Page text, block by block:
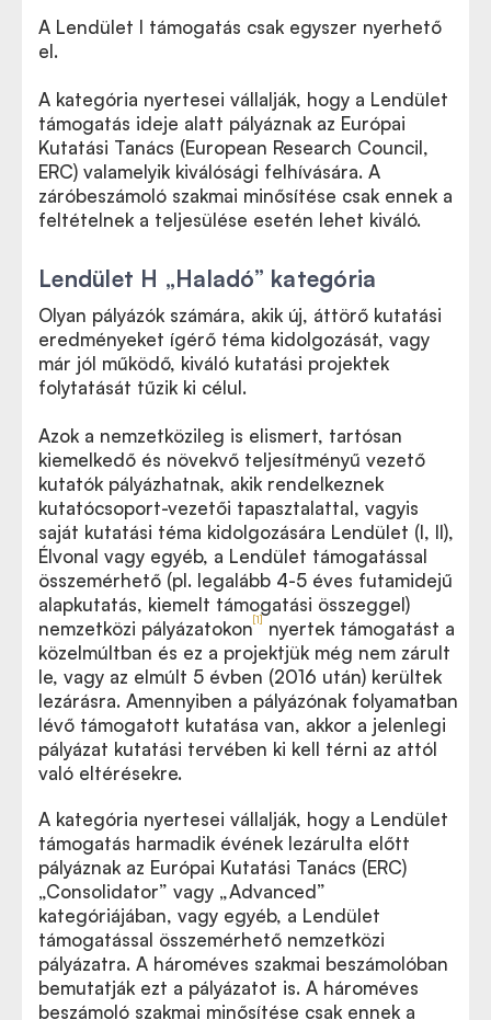
A Lendület I támogatás csak egyszer nyerhető
el.
A kategória nyertesei vállalják, hogy a Lendület
támogatás ideje alatt pályáznak az Európai
Kutatási Tanács (European Research Council,
ERC) valamelyik kiválósági felhívására. A
záróbeszámoló szakmai minősítése csak ennek a
feltételnek a teljesülése esetén lehet kiváló.
Lendület H „Haladó” kategória
Olyan pályázók számára, akik új, áttörő kutatási
eredményeket ígérő téma kidolgozását, vagy
már jól működő, kiváló kutatási projektek
folytatását tűzik ki célul.
Azok a nemzetközileg is elismert, tartósan
kiemelkedő és növekvő teljesítményű vezető
kutatók pályázhatnak, akik rendelkeznek
kutatócsoport-vezetői tapasztalattal, vagyis
saját kutatási téma kidolgozására Lendület (I, II),
Élvonal vagy egyéb, a Lendület támogatással
összemérhető (pl. legalább 4-5 éves futamidejű
alapkutatás, kiemelt támogatási összeggel)
nemzetközi pályázatokon[1] nyertek támogatást a
közelmúltban és ez a projektjük még nem zárult
le, vagy az elmúlt 5 évben (2016 után) kerültek
lezárásra. Amennyiben a pályázónak folyamatban
lévő támogatott kutatása van, akkor a jelenlegi
pályázat kutatási tervében ki kell térni az attól
való eltérésekre.
A kategória nyertesei vállalják, hogy a Lendület
támogatás harmadik évének lezárulta előtt
pályáznak az Európai Kutatási Tanács (ERC)
„Consolidator” vagy „Advanced”
kategóriájában, vagy egyéb, a Lendület
támogatással összemérhető nemzetközi
pályázatra. A hároméves szakmai beszámolóban
bemutatják ezt a pályázatot is. A hároméves
beszámoló szakmai minősítése csak ennek a